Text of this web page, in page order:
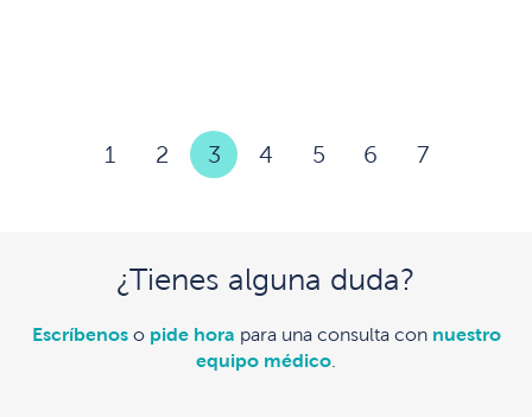
1 2 3 4 5 6 7
¿Tienes alguna duda?
Escríbenoso pide hora para una consulta con nuestro
equipo médico